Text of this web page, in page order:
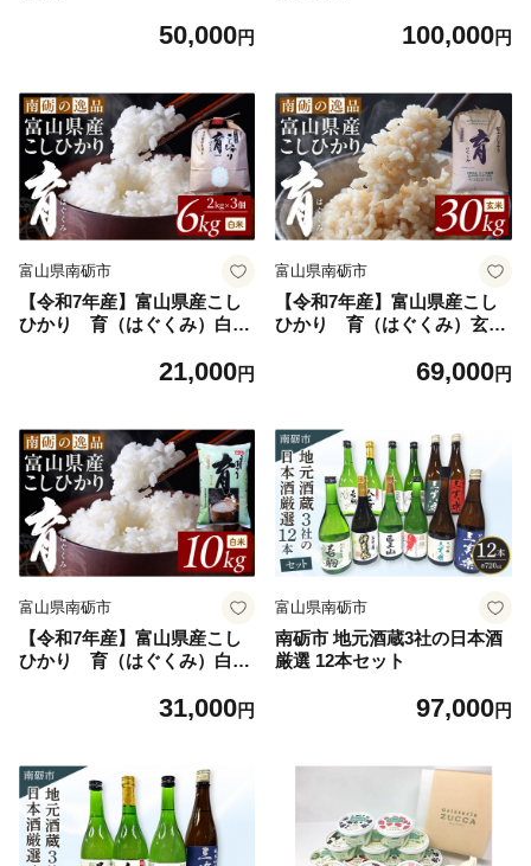
50,000円 100,000円
富山県南砺市
【令和7年産】富山県産こし
ひかり 育（はぐくみ）白米
21,000円
富山県南砺市
【令和7年産】富山県産こし
ひかり 育（はぐくみ）玄米
69,000円
富山県南砺市
【令和7年産】富山県産こし
ひかり 育（はぐくみ）白米
31,000円
富山県南砺市
南砺市 地元酒蔵3社の日本酒
厳選 12本セット
97,000円